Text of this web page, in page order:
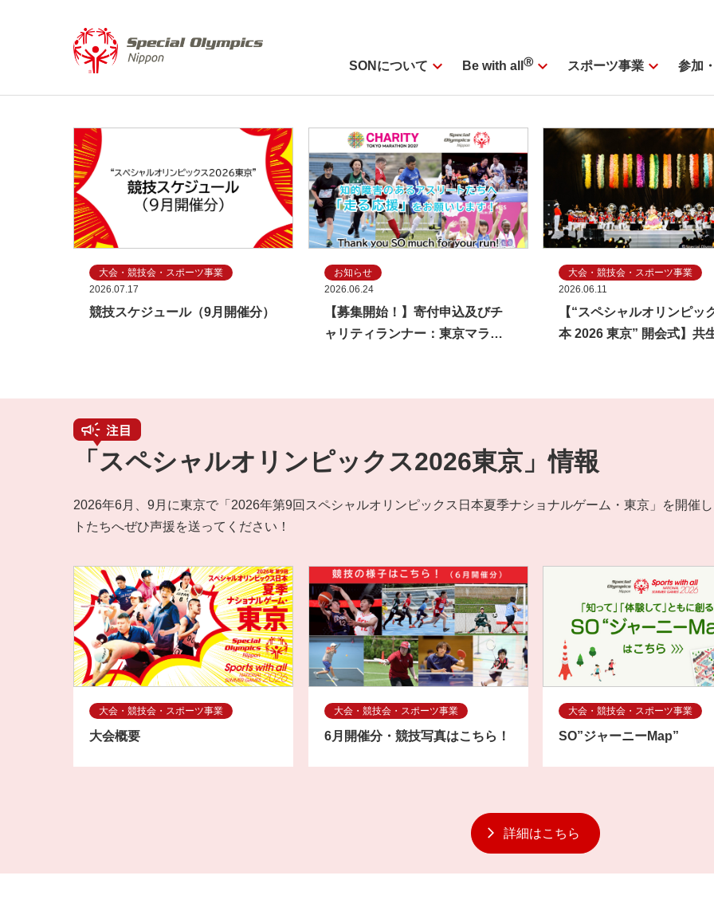
SONについて expand_more Be with all Ⓡ expand_more スポーツ事業 expand_more 参加
【スペシャルオリンピックス2026東京】9月開
大会・競技会・スポーツ事業
2026.07.17
競技スケジュール（9月開催分）
お知らせ
2026.06.24
【募集開始！】寄付申込及びチ
ャリティランナー：東京マラソ
大会・競技会・スポーツ事業
2026.06.11
【“スペシャルオリンピッ
本 2026 東京” 開会式】共
所属歌手 MISIAさんの出
「スペシャルオリンピックス2026東京」情報
2026年6月、9月に東京で「2026年第9回スペシャルオリンピックス日本夏季ナショナルゲーム・東京」を開催
トたちへぜひ声援を送ってください！
大会・競技会・スポーツ事業
大会概要
大会・競技会・スポーツ事業
6月開催分・競技写真はこちら！
大会・競技会・スポーツ事業
SO”ジャーニーMap”
詳細はこちら